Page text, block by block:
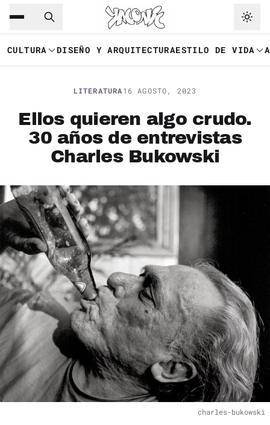
Saltar al contenido principal
CULTURA DISEÑO Y ARQUITECTURAESTILO DE VIDA
LITERATURA16 AGOSTO, 2023
Ellos quieren algo crudo.
30 años de entrevistas
Charles Bukowski
charles-bukowski